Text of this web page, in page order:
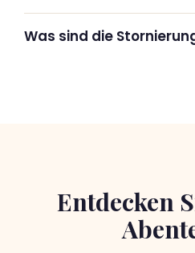
Was sind die
Entdecken